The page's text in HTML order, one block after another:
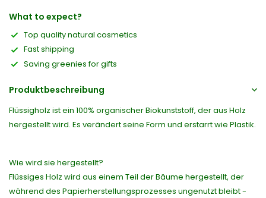
What to expect?
Top quality natural cosmetics
Fast shipping
Saving greenies for gifts
Produktbeschreibung
Flüssigholz ist ein 100% organischer Biokunststoff, der aus Holz
hergestellt wird. Es verändert seine Form und erstarrt wie Plastik.
Wie wird sie hergestellt?
Flüssiges Holz wird aus einem Teil der Bäume hergestellt, der
während des Papierherstellungsprozesses ungenutzt bleibt -